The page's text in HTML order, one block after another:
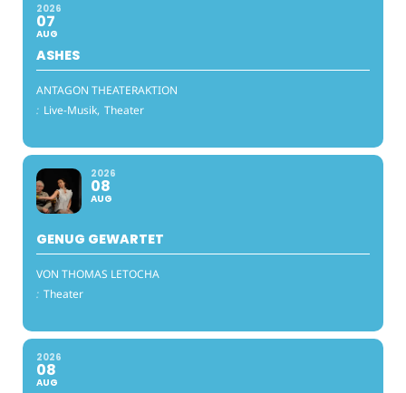
2026
07
AUG
ASHES
ANTAGON THEATERAKTION
: Live-Musik, Theater
2026
08
AUG
GENUG GEWARTET
VON THOMAS LETOCHA
: Theater
2026
08
AUG